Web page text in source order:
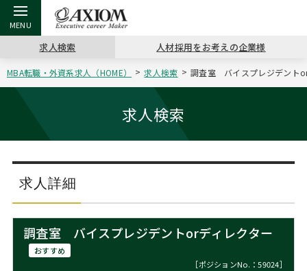
戻る
アクシアムの特長
戻る
コンサ
サービス案内
戻る
キャリ
コンサルタントの紹介
戻る
キャリア支援 TOP
キャリアデザイン講座
（最新求人市場動向）
戻る
MBAの
ステージ別アドバイス
MBAの転職事例
MBAからのFAQ
戻る
日本か
戻る
転職ツール TOP
英文レジュメの書き方
戻る
パワー
職務経歴書の書き方
よくある面接Q&A集
戻る
転職コラム TOP
“展”職相談室
転職市場の明日をよめ
転職成功への4つの鍵
戻る
イベント・セミナー TOP
ジョブフェア
キャリアデザインセミナー
キャリアフォーラム
戻る
会社概要 TOP
沿革
主なクライアント
採用情報
求人検索 人材採用をお考えの企業様
MBA転職・外資系求人（HOME） 求人検索 調査室 バイスプレジデント
求人検索
求人詳細
調査室 バイスプレジデントorディレクター
おすすめ
［ポジションNo.：59024］